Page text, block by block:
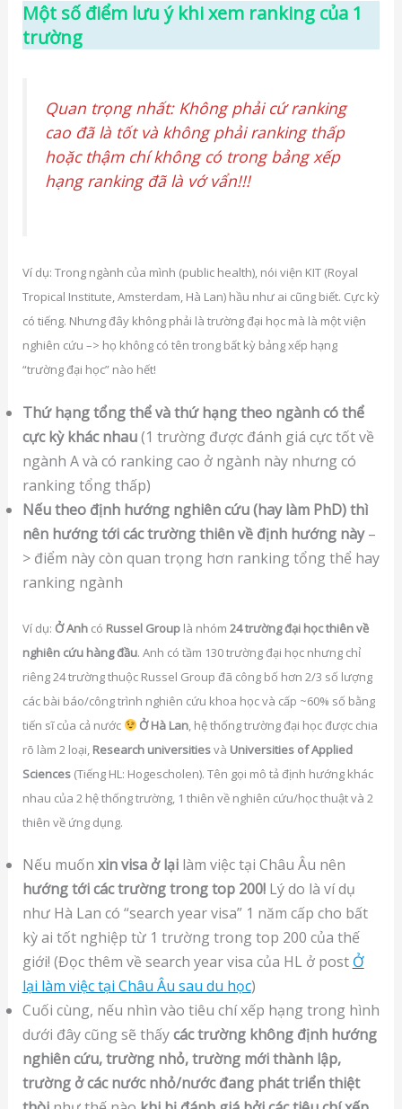
Một số điểm lưu ý khi xem ranking của 1
trường
Quan trọng nhất: Không phải cứ ranking
cao đã là tốt và không phải ranking thấp
hoặc thậm chí không có trong bảng xếp
hạng ranking đã là vớ vẩn!!!
Ví dụ: Trong ngành của mình (public health), nói viện KIT (Royal
Tropical Institute, Amsterdam, Hà Lan) hầu như ai cũng biết. Cực kỳ
có tiếng. Nhưng đây không phải là trường đại học mà là một viện
nghiên cứu –> họ không có tên trong bất kỳ bảng xếp hạng
“trường đại học” nào hết!
Thứ hạng tổng thể và thứ hạng theo ngành có thể
cực kỳ khác nhau(1 trường được đánh giá cực tốt về
ngành A và có ranking cao ở ngành này nhưng có
ranking tổng thấp)
Nếu theo định hướng nghiên cứu (hay làm PhD) thì
nên hướng tới các trường thiên về định hướng này–
> điểm này còn quan trọng hơn ranking tổng thể hay
ranking ngành
Ví dụ: Ở Anhcó Russel Grouplà nhóm 24 trường đại học thiên về
nghiên cứu hàng đầu. Anh có tầm 130 trường đại học nhưng chỉ
riêng 24 trường thuộc Russel Group đã công bố hơn 2/3 số lượng
các bài báo/công trình nghiên cứu khoa học và cấp ~60% số bằng
tiến sĩ của cả nước
Ở Hà Lan, hệ thống trường đại học được chia
rõ làm 2 loại, Research universitiesvà Universities of Applied
Sciences(Tiếng HL: Hogescholen). Tên gọi mô tả định hướng khác
nhau của 2 hệ thống trường, 1 thiên về nghiên cứu/học thuật và 2
thiên về ứng dụng.
Nếu muốn xin visa ở lạilàm việc tại Châu Âu nên
hướng tới các trường trong top 200! Lý do là ví dụ
như Hà Lan có “search year visa” 1 năm cấp cho bất
kỳ ai tốt nghiệp từ 1 trường trong top 200 của thế
giới! (Đọc thêm về search year visa của HL ở post Ở
lại làm việc tại Châu Âu sau du học)
Cuối cùng, nếu nhìn vào tiêu chí xếp hạng trong hình
dưới đây cũng sẽ thấycác trường không định hướng
nghiên cứu, trường nhỏ, trường mới thành lập,
trường ở các nước nhỏ/nước đang phát triển thiệt